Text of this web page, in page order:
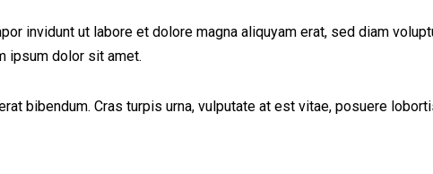
invidunt ut labore et dolore magna aliquyam erat, sed diam
ipsum dolor sit amet.
bibendum. Cras turpis urna, vulputate at est vitae, posuere